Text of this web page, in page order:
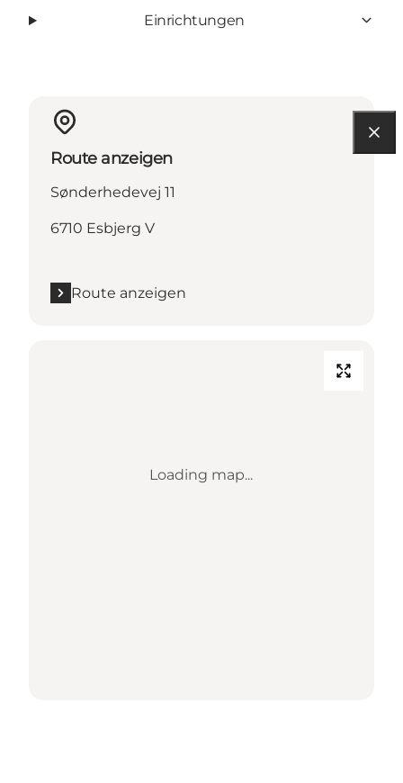
Einrichtungen
Route anzeigen
Sønderhedevej 11
6710 Esbjerg V
Route anzeigen
Loading map...